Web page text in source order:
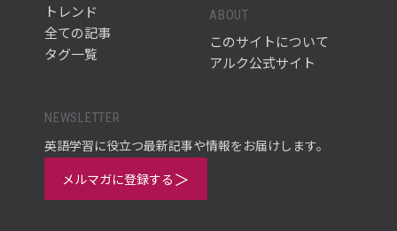
トレンド
全ての記事
タグ一覧
ABOUT
このサイトについて
アルク公式サイト
NEWSLETTER
英語学習に役立つ最新記事や情報をお届けします。
メルマガに登録する